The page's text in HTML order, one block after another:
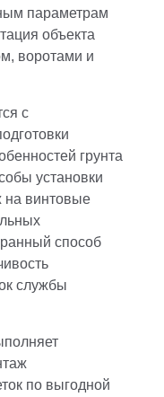
параметрам
объекта
воротами и
с
грунта
установки
на винтовые
способ
службы
по выгодной